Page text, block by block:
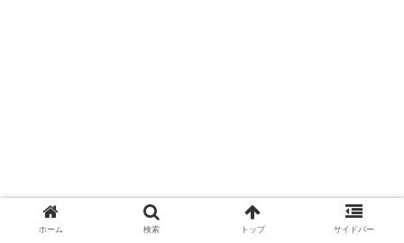
ホーム 検索 トップ サイドバー